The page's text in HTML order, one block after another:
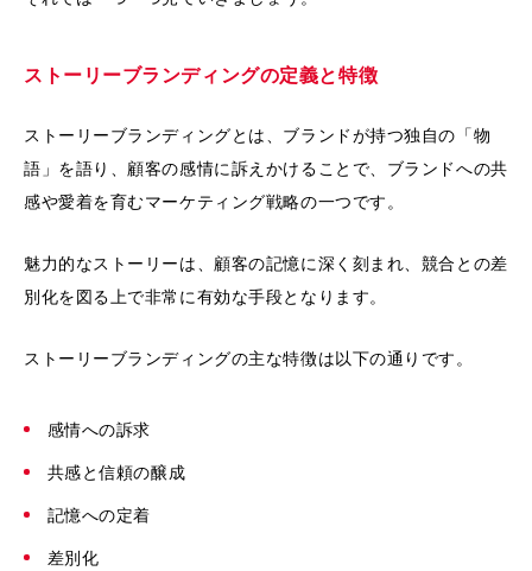
ストーリーブランディングの定義と特徴
ストーリーブランディングとは、ブランドが持つ独自の「物
語」を語り、顧客の感情に訴えかけることで、ブランドへの共
感や愛着を育むマーケティング戦略の一つです。
魅力的なストーリーは、顧客の記憶に深く刻まれ、競合との差
別化を図る上で非常に有効な手段となります。
ストーリーブランディングの主な特徴は以下の通りです。
感情への訴求
共感と信頼の醸成
記憶への定着
差別化